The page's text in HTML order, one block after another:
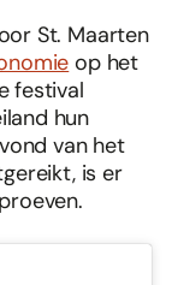
St. Maarten
op het
festival
hun
van het
is er